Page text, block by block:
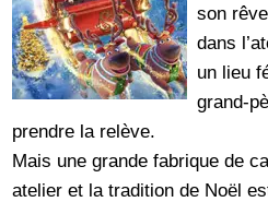
son
dans
un lieu
grand-
prendre la relève.
Mais une grande fabrique de
atelier et la tradition de Noël